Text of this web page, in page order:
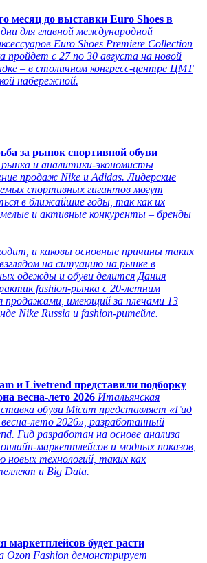
месяц до выставки Euro Shoes в
для главной международной
Euro Shoes Premiere Collection
пройдет с 27 по 30 августа на новой
– в столичном конгресс-центре ЦМТ
набережной.
за рынок спортивной обуви
и аналитики-экономисты
продаж Nike и Adidas. Лидерские
спортивных гигантов могут
в ближайшие годы, так как их
и активные конкуренты – бренды
и каковы основные причины таких
на ситуацию на рынке в
одежды и обуви делится Дания
fashion-рынка с 20-летним
продажами, имеющий за плечами 13
Nike Russia и fashion-ритейле.
и Livetrend представили подборку
весна-лето 2026 Итальянская
обуви Micam представляет «Гид
лето 2026», разработанный
Гид разработан на основе анализа
маркетплейсов и модных показов,
технологий, таких как
и Big Data.
маркетплейсов будет расти
Ozon Fashion демонстрирует